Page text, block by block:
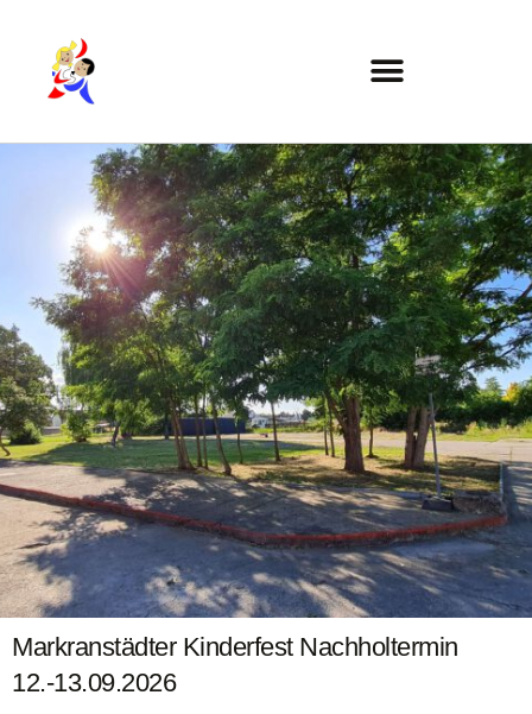
Markranstädter Kinderfest Nachholtermin
12.-13.09.2026